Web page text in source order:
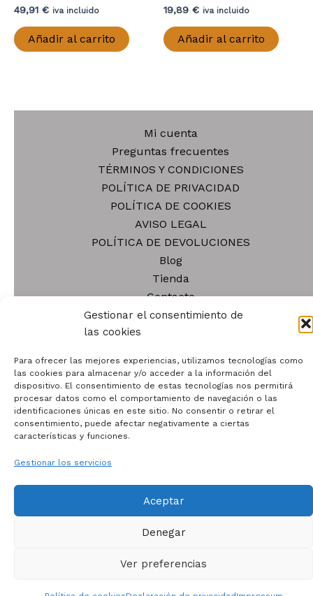
Gestionar el consentimiento de
las cookies
Para ofrecer las mejores experiencias, utilizamos tecnologías como
las cookies para almacenar y/o acceder a la información del
dispositivo. El consentimiento de estas tecnologías nos permitirá
procesar datos como el comportamiento de navegación o las
identificaciones únicas en este sitio. No consentir o retirar el
consentimiento, puede afectar negativamente a ciertas
características y funciones.
Gestionar los servicios
Aceptar
Denegar
Ver preferencias
49,91 € iva incluido
Añadir al carrito
19,89 € iva incluido
Añadir al carrito
Mi cuenta
Preguntas frecuentes
TÉRMINOS Y CONDICIONES
POLÍTICA DE PRIVACIDAD
POLÍTICA DE COOKIES
AVISO LEGAL
POLÍTICA DE DEVOLUCIONES
Blog
Tienda
Contacto
Quiénes somos
Todos los derechos © 2026 | Funciona gracias aTema
Astra para WordPress